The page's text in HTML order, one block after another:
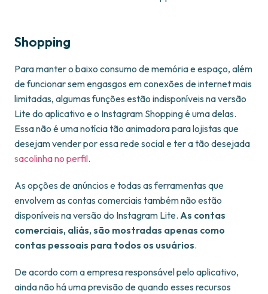
Shopping
Para manter o baixo consumo de memória e espaço, além
de funcionar sem engasgos em conexões de internet mais
limitadas, algumas funções estão indisponíveis na versão
Lite do aplicativo e o Instagram Shopping é uma delas.
Essa não é uma notícia tão animadora para lojistas que
desejam vender por essa rede social e ter a tão desejada
sacolinha no perfil.
As opções de anúncios e todas as ferramentas que
envolvem as contas comerciais também não estão
disponíveis na versão do Instagram Lite. As contas
comerciais, aliás, são mostradas apenas como
contas pessoais para todos os usuários.
De acordo com a empresa responsável pelo aplicativo,
ainda não há uma previsão de quando esses recursos